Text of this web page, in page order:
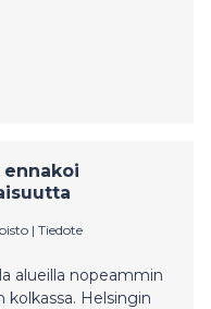
| Tiedote
alueilla nopeammin
kolkassa. Helsingin